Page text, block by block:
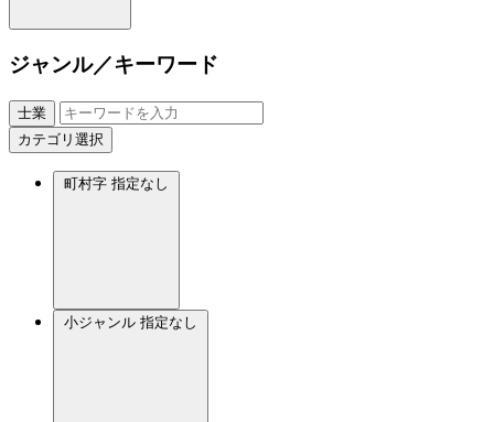
ジャンル／キーワード
士業
カテゴリ選択
町村字 指定なし
小ジャンル 指定なし